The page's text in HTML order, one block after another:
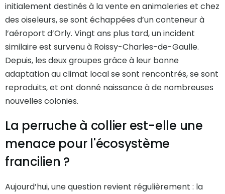
initialement destinés à la vente en animaleries et chez
des oiseleurs, se sont échappées d’un conteneur à
l’aéroport d’Orly. Vingt ans plus tard, un incident
similaire est survenu à Roissy-Charles-de-Gaulle.
Depuis, les deux groupes grâce à leur bonne
adaptation au climat local se sont rencontrés, se sont
reproduits, et ont donné naissance à de nombreuses
nouvelles colonies.
La perruche à collier est-elle une
menace pour l'écosystème
francilien ?
Aujourd’hui, une question revient régulièrement : la